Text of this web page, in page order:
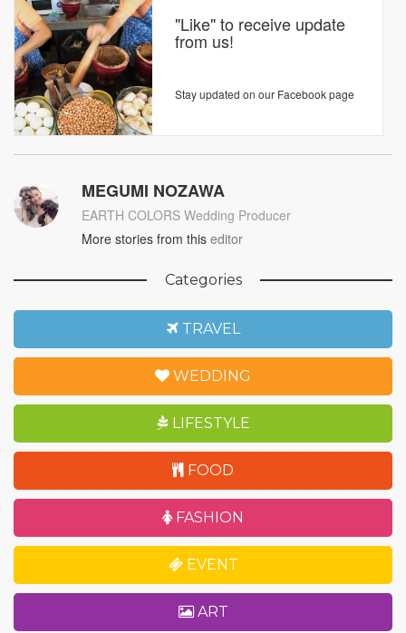
"Like" to receive update
from us!
Stay updated on our Facebook page
MEGUMI NOZAWA
EARTH COLORS Wedding Producer
More stories from this editor
Categories
TRAVEL
WEDDING
LIFESTYLE
FOOD
FASHION
EVENT
ART